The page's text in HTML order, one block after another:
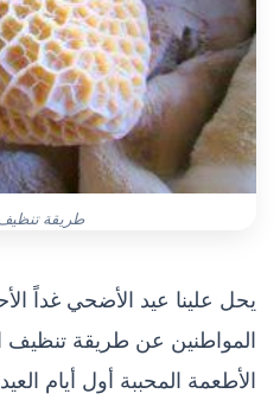
طريقة
يحل علينا عيد الأضحي غداً
المواطنين عن طريقة
الأطعمة المحببة أول أيام